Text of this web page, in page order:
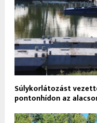
Súlykorlátozást
pontonhídon az